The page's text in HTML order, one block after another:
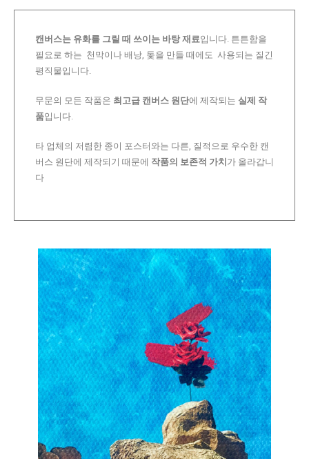
캔버스는 유화를 그릴 때 쓰이는 바탕 재료입니다. 튼튼함을
필요로 하는 천막이나 배낭, 돛을 만들 때에도 사용되는 질긴
평직물입니다.
무문의 모든 작품은 최고급 캔버스 원단에 제작되는 실제 작
품입니다.
타 업체의 저렴한 종이 포스터와는 다른, 질적으로 우수한 캔
버스 원단에 제작되기 때문에 작품의 보존적 가치 가 올라갑니
다